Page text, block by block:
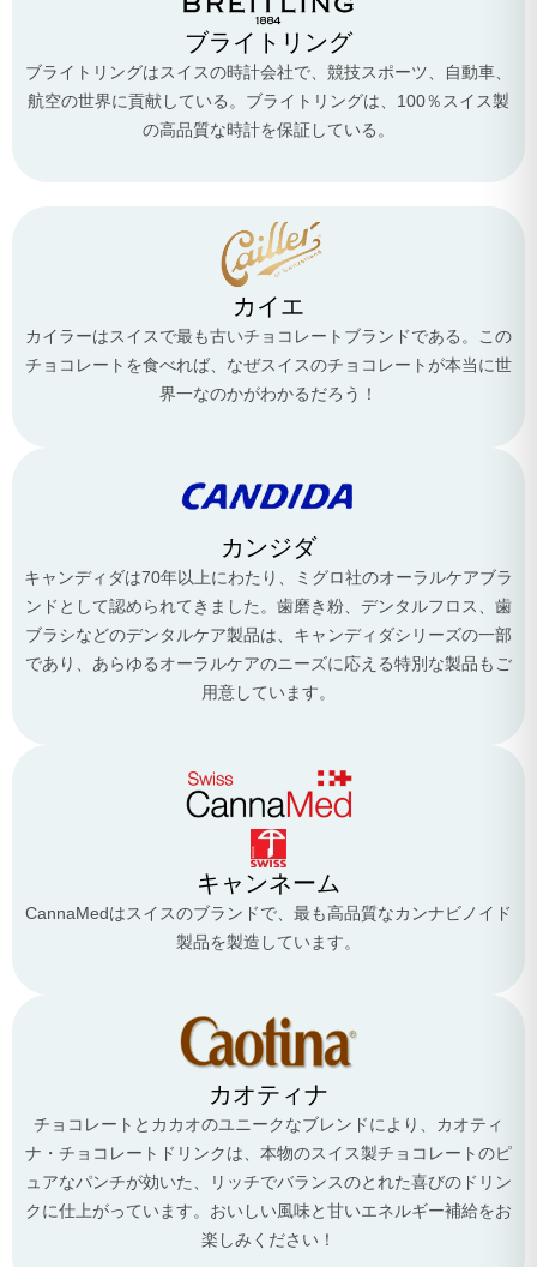
ブライトリング
ブライトリングはスイスの時計会社で、競技スポーツ、自動車、
航空の世界に貢献している。ブライトリングは、100％スイス製
の高品質な時計を保証している。
カイエ
カイラーはスイスで最も古いチョコレートブランドである。この
チョコレートを食べれば、なぜスイスのチョコレートが本当に世
界一なのかがわかるだろう！
カンジダ
キャンディダは70年以上にわたり、ミグロ社のオーラルケアブラ
ンドとして認められてきました。歯磨き粉、デンタルフロス、歯
ブラシなどのデンタルケア製品は、キャンディダシリーズの一部
であり、あらゆるオーラルケアのニーズに応える特別な製品もご
用意しています。
キャンネーム
CannaMedはスイスのブランドで、最も高品質なカンナビノイド
製品を製造しています。
カオティナ
チョコレートとカカオのユニークなブレンドにより、カオティ
ナ・チョコレートドリンクは、本物のスイス製チョコレートのピ
ュアなパンチが効いた、リッチでバランスのとれた喜びのドリン
クに仕上がっています。おいしい風味と甘いエネルギー補給をお
楽しみください！